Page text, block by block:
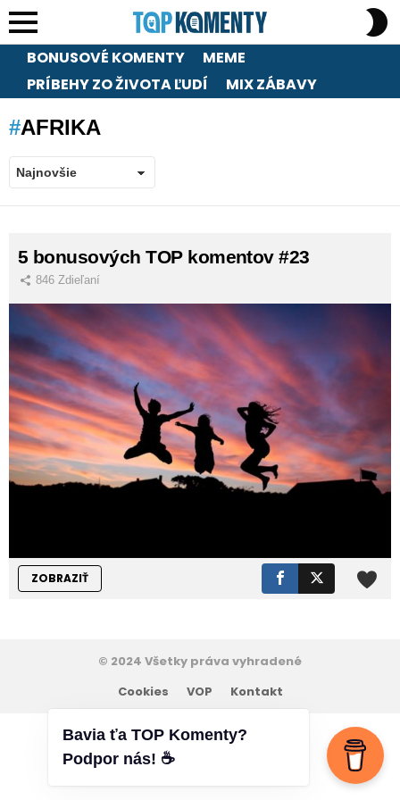
Menu
BONUSOVÉ KOMENTY
MEME
PRÍBEHY ZO ŽIVOTA ĽUDÍ
MIX ZÁBAVY
AFRIKA
STORIES
5 bonusových TOP komentov #23
846 Zdieľaní
ZOBRAZIŤ
© 2024 Všetky práva vyhradené
Cookies
VOP Kontakt
Bavia ťa TOP Komenty?
Podpor nás! ☕